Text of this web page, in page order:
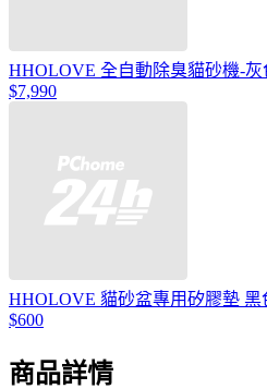
HHOLOVE 全自動除臭貓砂機-灰
$7,990
HHOLOVE 貓砂盆專用矽膠墊 黑
$600
商品詳情